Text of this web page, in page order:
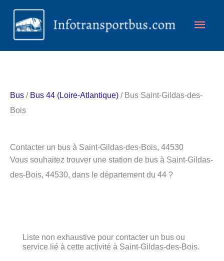
Aller
contenu
Bus / Bus 44 (Loire-Atlantique) / Bus Saint-Gildas-des-
Bois
Contacter un bus à Saint-Gildas-des-Bois, 44530
Vous souhaitez trouver une station de bus à Saint-Gildas-
des-Bois, 44530, dans le département du 44 ?
Liste non exhaustive pour contacter un bus ou
service lié à cette activité à Saint-Gildas-des-Bois.